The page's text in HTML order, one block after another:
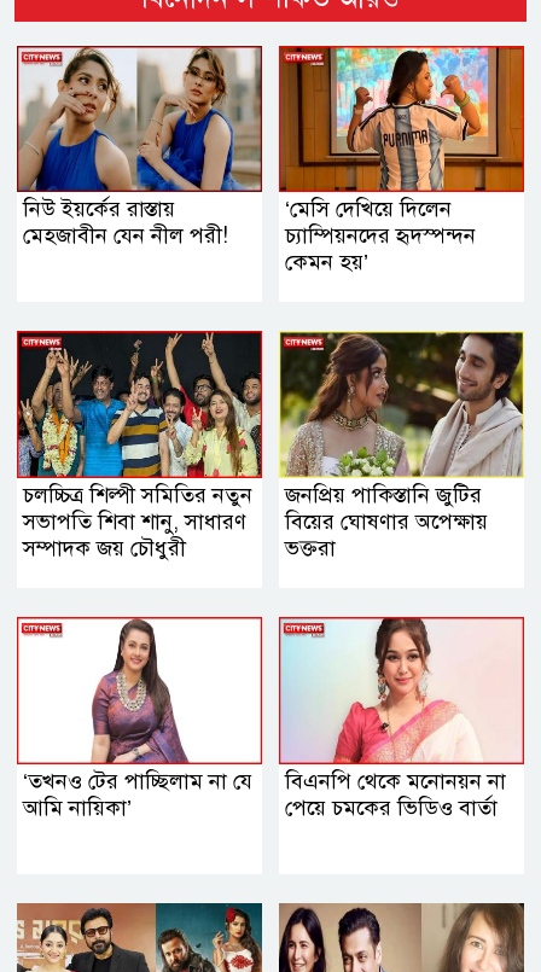
নিউ ইয়র্কের রাস্তায়
মেহজাবীন যেন নীল পরী!
‘মেসি দেখিয়ে দিলেন
চ্যাম্পিয়নদের হৃদস্পন্দন
কেমন হয়’
চলচ্চিত্র শিল্পী সমিতির নতুন
সভাপতি শিবা শানু, সাধারণ
সম্পাদক জয় চৌধুরী
জনপ্রিয় পাকিস্তানি জুটির
বিয়ের ঘোষণার অপেক্ষায়
ভক্তরা
‘তখনও টের পাচ্ছিলাম না যে
আমি নায়িকা’
বিএনপি থেকে মনোনয়ন না
পেয়ে চমকের ভিডিও বার্তা